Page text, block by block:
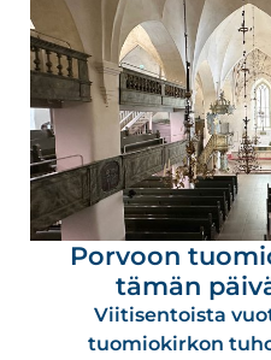
Porvoon
tämän
Viitisentoista
tuomiokirkon